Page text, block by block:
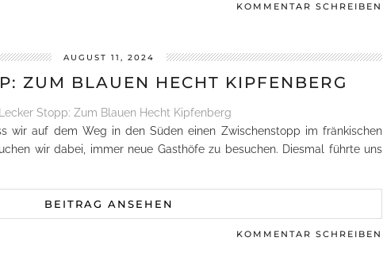
KOMMENTAR SCHREIBEN
AUGUST 11, 2024
ZUM BLAUEN HECHT KIPFENBERG
wir auf dem Weg in den Süden einen Zwischenstopp im fränkischen
wir dabei, immer neue Gasthöfe zu besuchen. Diesmal führte uns
BEITRAG ANSEHEN
KOMMENTAR SCHREIBEN